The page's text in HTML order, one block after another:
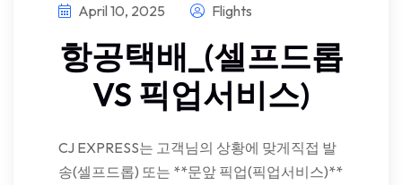
April 10, 2025 Flights
항공택배_(셀프드롭
VS 픽업서비스)
CJ EXPRESS는 고객님의 상황에 맞게직접 발
송(셀프드롭) 또는 **문앞 픽업(픽업서비스)**